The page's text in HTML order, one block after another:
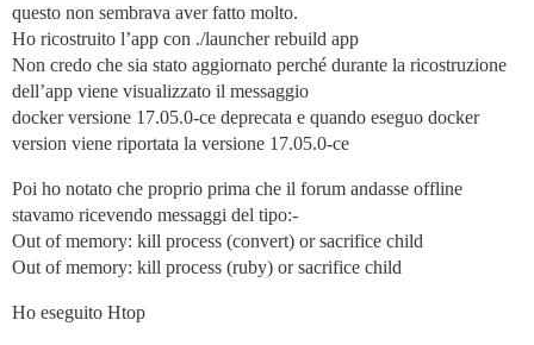
questo non sembrava aver fatto molto.
Ho ricostruito l’app con ./launcher rebuild app
Non credo che sia stato aggiornato perché durante la ricostruzione
dell’app viene visualizzato il messaggio
docker versione 17.05.0-ce deprecata e quando eseguo docker
version viene riportata la versione 17.05.0-ce
Poi ho notato che proprio prima che il forum andasse offline
stavamo ricevendo messaggi del tipo:-
Out of memory: kill process (convert) or sacrifice child
Out of memory: kill process (ruby) or sacrifice child
Ho eseguito Htop